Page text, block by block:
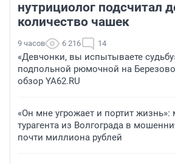
нутрициолог подсчитал
количество чашек
9 часов 6 216 14
«Девчонки, вы испытываете
подпольной рюмочной на
обзор YA62.RU
«Он мне угрожает и портит
турагента из Волгограда в
почти миллиона рублей